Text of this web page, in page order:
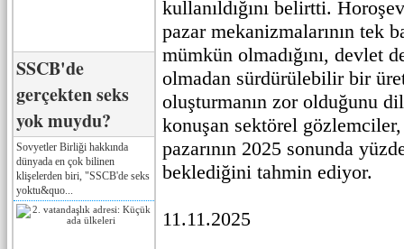
SSCB'de
gerçekten seks
yok muydu?
Sovyetler Birliği hakkında
dünyada en çok bilinen
klişelerden biri, "SSCB'de seks
yoktu&quo...
kullanıldığını belirtti.
pazar mekanizmalarının tek
mümkün olmadığını, devlet
olmadan sürdürülebilir bir
oluşturmanın zor olduğunu
konuşan sektörel
pazarının 2025 sonunda
beklediğini tahmin ediyor.
11.11.2025